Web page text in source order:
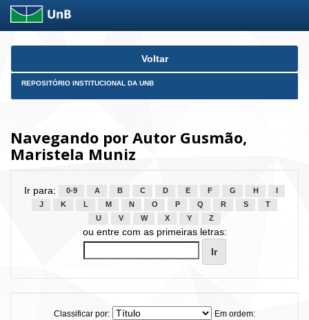
Skip
Voltar
REPOSITÓRIO INSTITUCIONAL DA UNB
Navegando por Autor Gusmão,
Maristela Muniz
Ir para: 0-9 A B C D E F G H
J
K L M N O P Q R S
T
U
V W X Y Z
ou entre com as primeiras letras:
Classificar por:
Em ordem: